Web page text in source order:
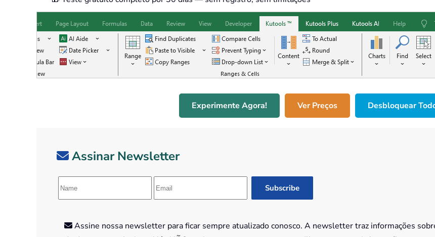
Experimente Agora! Ver Preços Desbloquear
Assinar Newsletter
Assine nossa newsletter para ficar sempre atualizado conosco. A newsletter traz informações